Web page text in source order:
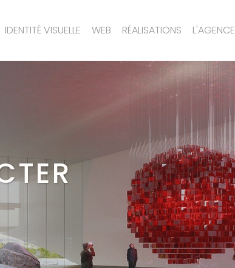
IDENTITÉ VISUELLE WEB RÉALISATIONS L'AGENCE